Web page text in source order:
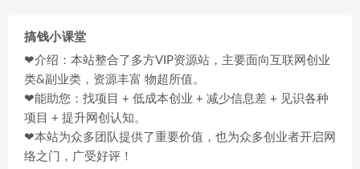
搞钱小课堂
❤介绍：本站整合了多方VIP资源站，主要面向互联网创业
类&副业类，资源丰富 物超所值。
❤能助您：找项目 + 低成本创业 + 减少信息差 + 见识各种
项目 + 提升网创认知。
❤本站为众多团队提供了重要价值，也为众多创业者开启网
络之门，广受好评！